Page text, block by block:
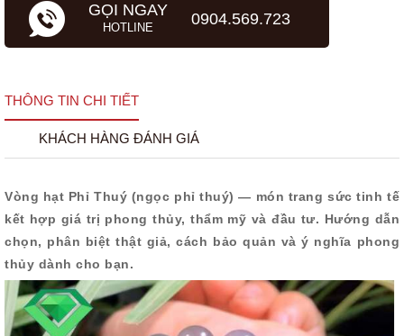
GỌI NGAY
HOTLINE 0904.569.723
THÔNG TIN CHI TIẾT
KHÁCH HÀNG ĐÁNH GIÁ
Vòng hạt Phỉ Thuý (ngọc phỉ thuý) — món trang sức tinh tế
kết hợp giá trị phong thủy, thẩm mỹ và đầu tư. Hướng dẫn
chọn, phân biệt thật giả, cách bảo quản và ý nghĩa phong
thủy dành cho bạn.